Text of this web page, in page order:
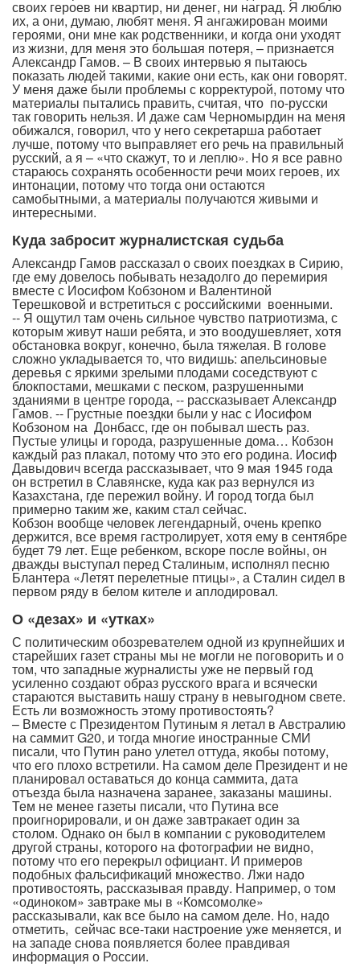
своих героев ни квартир, ни денег, ни наград. Я люблю
их, а они, думаю, любят меня. Я ангажирован моими
героями, они мне как родственники, и когда они уходят
из жизни, для меня это большая потеря, – признается
Александр Гамов. – В своих интервью я пытаюсь
показать людей такими, какие они есть, как они говорят.
У меня даже были проблемы с корректурой, потому что
материалы пытались править, считая, что по-русски
так говорить нельзя. И даже сам Черномырдин на меня
обижался, говорил, что у него секретарша работает
лучше, потому что выправляет его речь на правильный
русский, а я – «что скажут, то и леплю». Но я все равно
стараюсь сохранять особенности речи моих героев, их
интонации, потому что тогда они остаются
самобытными, а материалы получаются живыми и
интересными.
Куда забросит журналистская судьба
Александр Гамов рассказал о своих поездках в Сирию,
где ему довелось побывать незадолго до перемирия
вместе с Иосифом Кобзоном и Валентиной
Терешковой и встретиться с российскими военными.
-- Я ощутил там очень сильное чувство патриотизма, с
которым живут наши ребята, и это воодушевляет, хотя
обстановка вокруг, конечно, была тяжелая. В голове
сложно укладывается то, что видишь: апельсиновые
деревья с яркими зрелыми плодами соседствуют с
блокпостами, мешками с песком, разрушенными
зданиями в центре города, -- рассказывает Александр
Гамов. -- Грустные поездки были у нас с Иосифом
Кобзоном на Донбасс, где он побывал шесть раз.
Пустые улицы и города, разрушенные дома… Кобзон
каждый раз плакал, потому что это его родина. Иосиф
Давыдович всегда рассказывает, что 9 мая 1945 года
он встретил в Славянске, куда как раз вернулся из
Казахстана, где пережил войну. И город тогда был
примерно таким же, каким стал сейчас.
Кобзон вообще человек легендарный, очень крепко
держится, все время гастролирует, хотя ему в сентябре
будет 79 лет. Еще ребенком, вскоре после войны, он
дважды выступал перед Сталиным, исполнял песню
Блантера «Летят перелетные птицы», а Сталин сидел в
первом ряду в белом кителе и аплодировал.
О «дезах» и «утках»
С политическим обозревателем одной из крупнейших и
старейших газет страны мы не могли не поговорить и о
том, что западные журналисты уже не первый год
усиленно создают образ русского врага и всячески
стараются выставить нашу страну в невыгодном свете.
Есть ли возможность этому противостоять?
– Вместе с Президентом Путиным я летал в Австралию
на саммит G20, и тогда многие иностранные СМИ
писали, что Путин рано улетел оттуда, якобы потому,
что его плохо встретили. На самом деле Президент и не
планировал оставаться до конца саммита, дата
отъезда была назначена заранее, заказаны машины.
Тем не менее газеты писали, что Путина все
проигнорировали, и он даже завтракает один за
столом. Однако он был в компании с руководителем
другой страны, которого на фотографии не видно,
потому что его перекрыл официант. И примеров
подобных фальсификаций множество. Лжи надо
противостоять, рассказывая правду. Например, о том
«одиноком» завтраке мы в «Комсомолке»
рассказывали, как все было на самом деле. Но, надо
отметить, сейчас все-таки настроение уже меняется, и
на западе снова появляется более правдивая
информация о России.